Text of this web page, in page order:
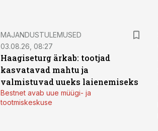
MAJANDUSTULEMUSED
03.08.26, 08:27
Haagiseturg ärkab: tootjad
kasvatavad mahtu ja
valmistuvad uueks laienemiseks
Bestnet avab uue müügi- ja
tootmiskeskuse